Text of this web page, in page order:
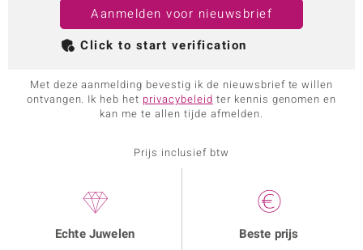
Aanmelden voor nieuwsbrief
Click to start verification
Met deze aanmelding bevestig ik de nieuwsbrief te willen
ontvangen. Ik heb het privacybeleid ter kennis genomen en
kan me te allen tijde afmelden.
Prijs inclusief btw
Echte Juwelen Beste prijs